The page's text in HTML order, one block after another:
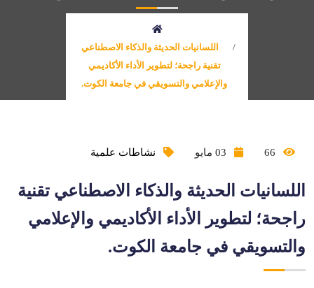
اللسانيات الحديثة والذكاء الاصطناعي
تقنية راجحة؛ لتطوير الأداء الأكاديمي
والإعلامي والتسويقي في جامعة الكوت.
نشاطات علمية
اللسانيات الحديثة والذكاء الاصطناعي تقنية
راجحة؛ لتطوير الأداء الأكاديمي والإعلامي
والتسويقي في جامعة الكوت.